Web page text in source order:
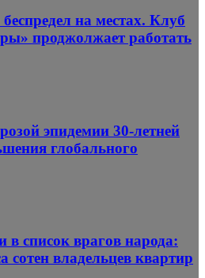
на местах. Клуб
проджолжает работать
эпидемии 30-летней
глобального
в список врагов народа:
сотен владельцев квартир